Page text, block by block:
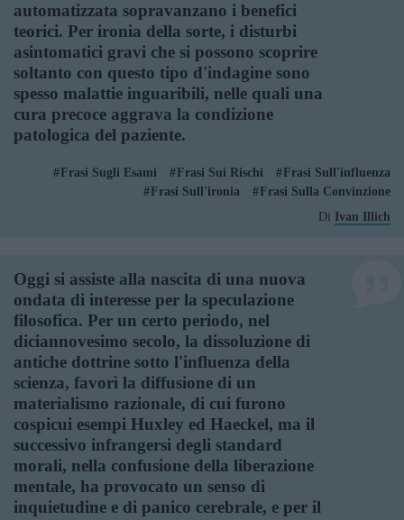
automatizzata sopravanzano i benefici
teorici. Per ironia della sorte, i disturbi
asintomatici gravi che si possono scoprire
soltanto con questo tipo d'indagine sono
spesso malattie inguaribili, nelle quali una
cura precoce aggrava la condizione
patologica del paziente.
Frasi Sugli Esami Frasi Sui Rischi
Frasi Sull'influenza
Frasi Sull'ironia
Frasi Sulla Convinzione
Di Ivan Illich
Oggi si assiste alla nascita di una nuova
ondata di interesse per la speculazione
filosofica. Per un certo periodo, nel
diciannovesimo secolo, la dissoluzione di
antiche dottrine sotto l'influenza della
scienza, favorì la diffusione di un
materialismo razionale, di cui furono
cospicui esempi Huxley ed Haeckel, ma il
successivo infrangersi degli standard
morali, nella confusione della liberazione
mentale, ha provocato un senso di
inquietudine e di panico cerebrale, e per il